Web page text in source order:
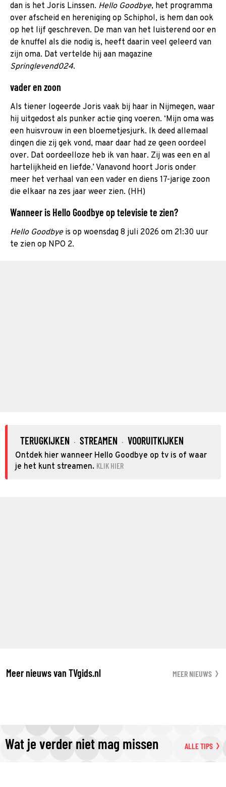
dan is het Joris Linssen. Hello Goodbye, het programma
over afscheid en hereniging op Schiphol, is hem dan ook
op het lijf geschreven. De man van het luisterend oor en
de knuffel als die nodig is, heeft daarin veel geleerd van
zijn oma. Dat vertelde hij aan magazine
Springlevend024.
vader en zoon
Als tiener logeerde Joris vaak bij haar in Nijmegen, waar
hij uitgedost als punker actie ging voeren. ‘Mijn oma was
een huisvrouw in een bloemetjesjurk. Ik deed allemaal
dingen die zij gek vond, maar daar had ze geen oordeel
over. Dat oordeelloze heb ik van haar. Zij was een en al
hartelijkheid en liefde.’ Vanavond hoort Joris onder
meer het verhaal van een vader en diens 17-jarige zoon
die elkaar na zes jaar weer zien. (HH)
Wanneer is Hello Goodbye op televisie te zien?
Hello Goodbyeis op woensdag 8 juli 2026 om 21:30 uur
te zien op NPO 2.
TERUGKIJKEN · STREAMEN · VOORUITKIJKEN
Ontdek hier wanneer Hello Goodbye op tv is of waar
je het kunt streamen. KLIK HIER
Meer nieuws van TVgids.nl MEER NIEUWS
Wat je verder niet mag missen ALLE TIPS